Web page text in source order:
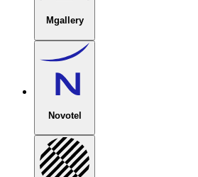
Mgallery
Novotel